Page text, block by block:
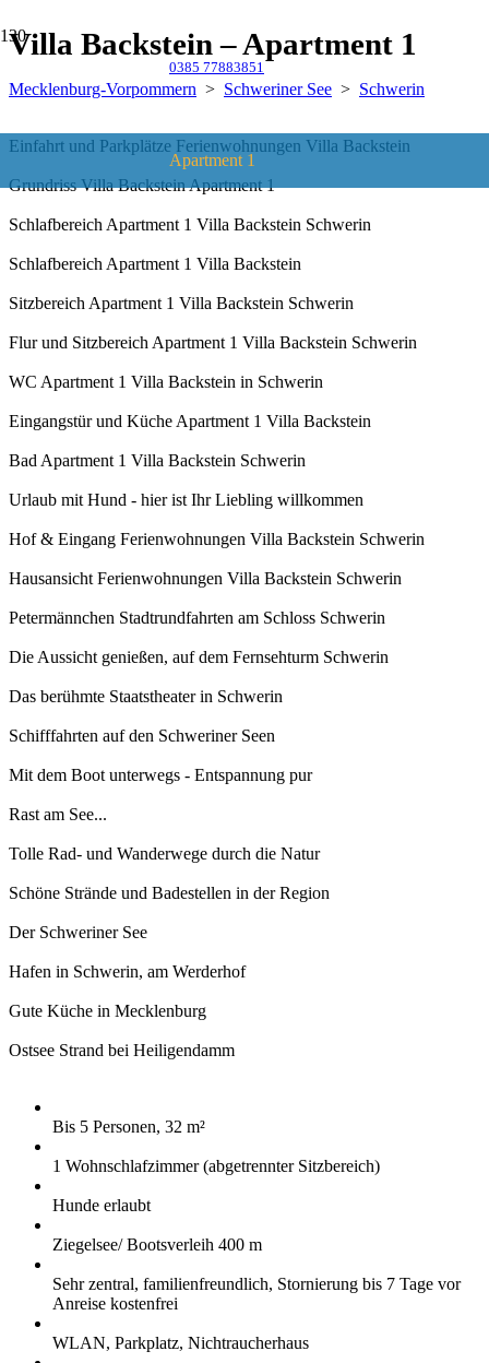
0385 77883851
Apartment 1
Villa Backstein – Apartment 1
Mecklenburg-Vorpommern > Schweriner See > Schwerin
Einfahrt und Parkplätze Ferienwohnungen Villa Backstein
Grundriss Villa Backstein Apartment 1
Schlafbereich Apartment 1 Villa Backstein Schwerin
Schlafbereich Apartment 1 Villa Backstein
Sitzbereich Apartment 1 Villa Backstein Schwerin
Flur und Sitzbereich Apartment 1 Villa Backstein Schwerin
WC Apartment 1 Villa Backstein in Schwerin
Eingangstür und Küche Apartment 1 Villa Backstein
Bad Apartment 1 Villa Backstein Schwerin
Urlaub mit Hund - hier ist Ihr Liebling willkommen
Hof & Eingang Ferienwohnungen Villa Backstein Schwerin
Hausansicht Ferienwohnungen Villa Backstein Schwerin
Petermännchen Stadtrundfahrten am Schloss Schwerin
Die Aussicht genießen, auf dem Fernsehturm Schwerin
Das berühmte Staatstheater in Schwerin
Schifffahrten auf den Schweriner Seen
Mit dem Boot unterwegs - Entspannung pur
Rast am See...
Tolle Rad- und Wanderwege durch die Natur
Schöne Strände und Badestellen in der Region
Der Schweriner See
Hafen in Schwerin, am Werderhof
Gute Küche in Mecklenburg
Ostsee Strand bei Heiligendamm
Bis 5 Personen, 32 m²
1 Wohnschlafzimmer (abgetrennter Sitzbereich)
Hunde erlaubt
Ziegelsee/ Bootsverleih 400 m
Sehr zentral, familienfreundlich, Stornierung bis 7 Tage vor
Anreise kostenfrei
WLAN, Parkplatz, Nichtraucherhaus